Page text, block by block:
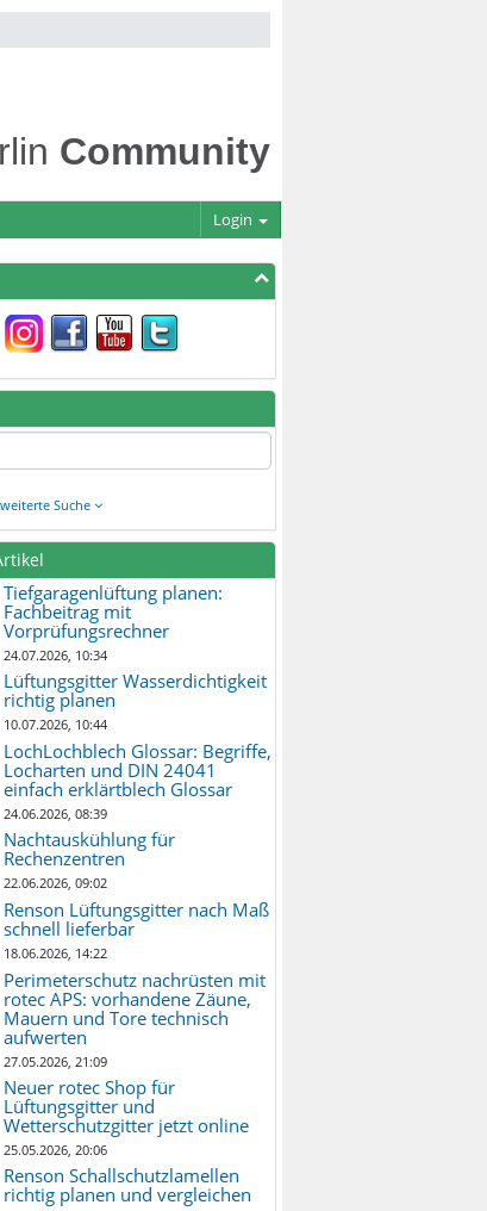
Community
Login
Suche
Tiefgaragenlüftung planen:
Fachbeitrag mit
Vorprüfungsrechner
24.07.2026, 10:34
Lüftungsgitter Wasserdichtigkeit
richtig planen
10.07.2026, 10:44
LochLochblech Glossar: Begriffe,
Locharten und DIN 24041
einfach erklärtblech Glossar
24.06.2026, 08:39
Nachtauskühlung für
Rechenzentren
22.06.2026, 09:02
Renson Lüftungsgitter nach Maß
schnell lieferbar
18.06.2026, 14:22
Perimeterschutz nachrüsten mit
rotec APS: vorhandene Zäune,
Mauern und Tore technisch
aufwerten
27.05.2026, 21:09
Neuer rotec Shop für
Lüftungsgitter und
Wetterschutzgitter jetzt online
25.05.2026, 20:06
Renson Schallschutzlamellen
richtig planen und vergleichen